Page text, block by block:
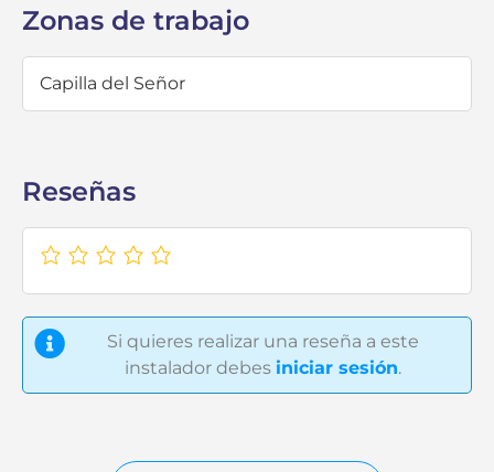
Zonas de trabajo
Capilla del Señor
Reseñas
Si quieres realizar una reseña a este
instalador debes iniciar sesión.